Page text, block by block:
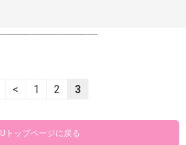
< 1 2 3
トップページに戻る